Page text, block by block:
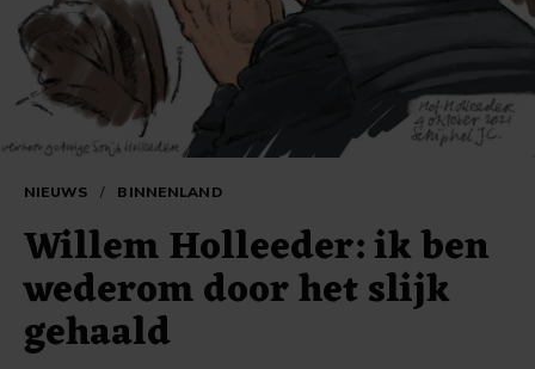
NIEUWS / BINNENLAND
Willem Holleeder: ik ben
wederom door het slijk
gehaald